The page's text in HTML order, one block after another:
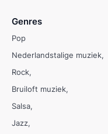
Genres
Pop
Nederlandstalige muziek
Rock
Bruiloft muziek
Salsa
Jazz